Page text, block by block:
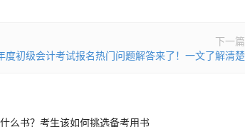
下一篇
度初级会计考试报名热门问题解答来了！一文了解清楚
么书？考生该如何挑选备考用书